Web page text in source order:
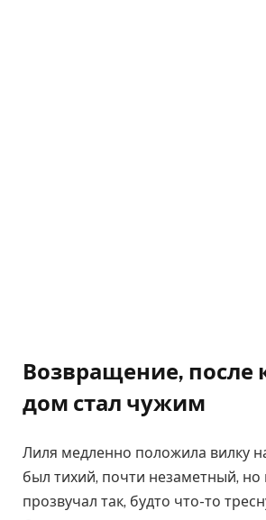
Возвращение, после
дом стал чужим
Лиля медленно положила вилку
был тихий, почти незаметный, но
прозвучал так, будто что-то